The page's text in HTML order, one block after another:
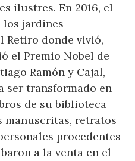
ilustres. En 2016, el
los jardines
Retiro donde vivió,
el Premio Nobel de
Ramón y Cajal,
ser transformado en
de su biblioteca
manuscritas, retratos
procedentes
a la venta en el